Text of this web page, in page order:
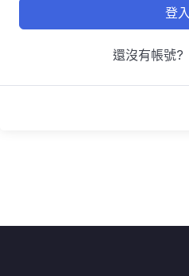
登入
還沒有帳號?